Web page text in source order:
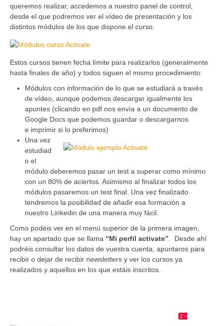
queremos realizar, accedemos a nuestro panel de control,
desde el que podremos ver el vídeo de presentación y los
distintos módulos de los que dispone el curso.
Estos cursos tienen fecha límite para realizarlos (generalmente
hasta finales de año) y todos siguen el mismo procedimiento:
Módulos con información de lo que se estudiará a través
de vídeo, aunque podemos descargar igualmente los
apuntes (clicando en pdf nos envía a un documento de
Google Docs que podemos guardar o descargarnos
e imprimir si lo preferimos)
Una vez
estudiad
o el
módulo deberemos pasar un test a superar como mínimo
con un 80% de aciertos. Asimismo al finalizar todos los
módulos pasaremos un test final. Una vez finalizado
tendremos la posibilidad de añadir esa formación a
nuestro Linkedin de una manera muy fácil.
Como podéis ver en el menú superior de la primera imagen,
hay un apartado que se llama “Mi perfil activate” . Desde ahí
podréis consultar los datos de vuestra cuenta, apuntaros para
recibir o dejar de recibir newsletters y ver los cursos ya
realizados y aquellos en los que estáis inscritos.
2 –